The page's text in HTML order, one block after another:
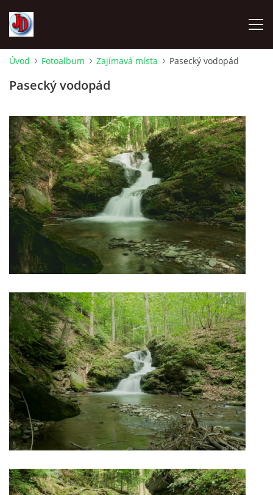
FOTOALBUM
Z CEST
NÁVŠTĚVNÍ KNIHA
OSTRAVICE SRAZY
vm24@atlas.cz
© 2026 eStránky.cz |RSS|Tisk|Aktualizováno: 4. 11. 2025|Nahoru ↑
Úvod Fotoalbum Zajímavá místa Pasecký vodopád
Pasecký vodopád